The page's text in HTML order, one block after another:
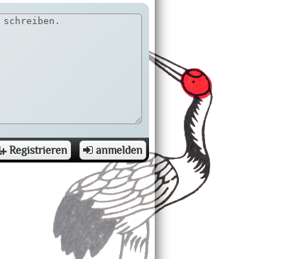
Registrieren anmelden